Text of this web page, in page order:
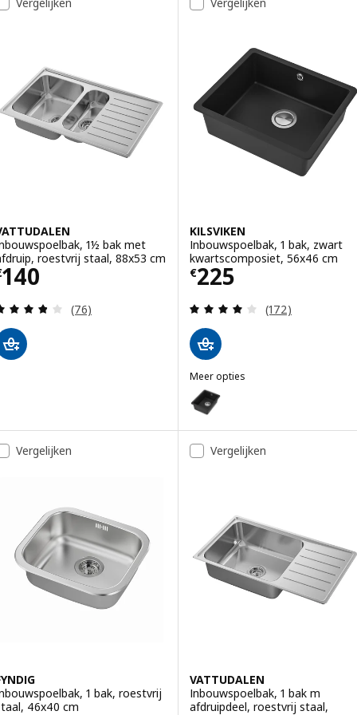
1½ bak met
roestvrij staal, 88x53 cm
140€ 140
Beoordeling: 3.8 van 5 sterren. Totaal
(76)
KILSVIKEN
Inbouwspoelbak, 1 bak, zwart
kwartscomposiet, 56x46 cm
€225
Prijs € 225
Beoordeling:
(172)
Meer opties
KILSVIKEN
Optie: KILSVIKEN,
Optie: KILSVIKEN,
Optie: KILSVIKEN,
Optie: KILSVIKEN,
Vergelijken
1 bak, roestvrij
46x40 cm
Vergelijken
VATTUDALEN
Inbouwspoelbak, 1 bak m
afdruipdeel, roestvrij staal,